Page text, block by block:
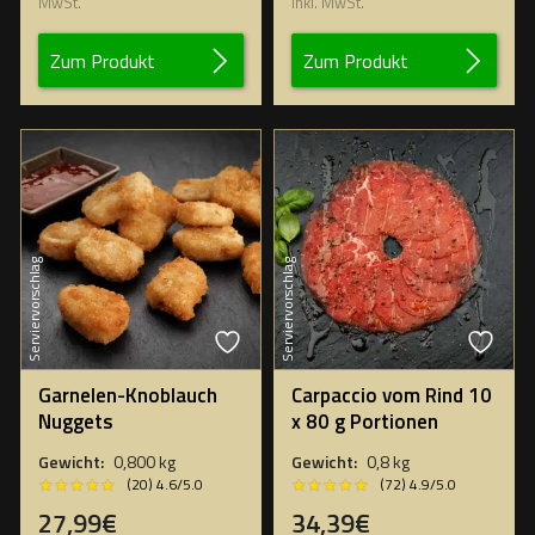
Zum Produkt
42,45€38,20€.
Zum Produkt
Serviervorschlag
Garnelen-Knoblauch
Nuggets
Gewicht: 0,800 kg
★★★★★
★★★★★ (20) 4.6/5.0
27,99€
Serviervorschlag
Carpaccio vom Rind 10
x 80 g Portionen
Gewicht: 0,8 kg
★★★★★
★★★★★ (72) 4.9/5.0
34,39€